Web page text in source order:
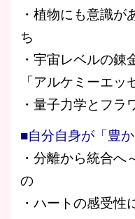
・植物にも意識が
ち
・宇宙レベルの錬
「アルケミーエッ
・量子力学とフラ
■自分自身が「豊
・分離から統合へ
の
・ハートの感受性